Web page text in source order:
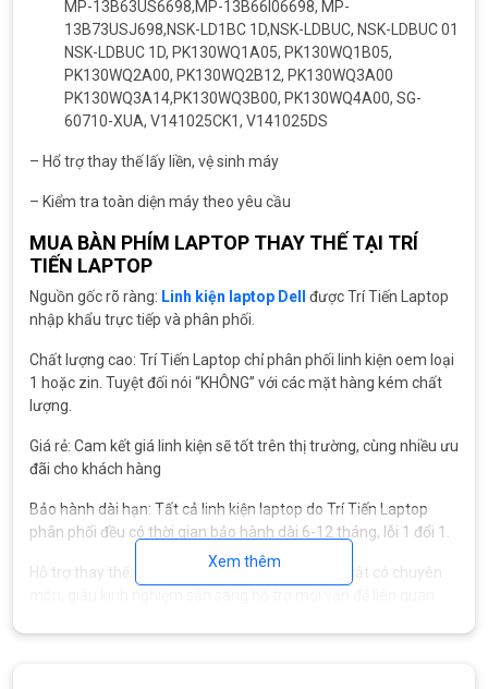
MP-13B63US6698,MP-13B66I06698, MP-
13B73USJ698,NSK-LD1BC 1D,NSK-LDBUC, NSK-LDBUC 01
NSK-LDBUC 1D, PK130WQ1A05, PK130WQ1B05,
PK130WQ2A00, PK130WQ2B12, PK130WQ3A00
PK130WQ3A14,PK130WQ3B00, PK130WQ4A00, SG-
60710-XUA, V141025CK1, V141025DS
– Hổ trợ thay thế lấy liền, vệ sinh máy
– Kiểm tra toàn diện máy theo yêu cầu
MUA BÀN PHÍM LAPTOP THAY THẾ TẠI TRÍ
TIẾN LAPTOP
Nguồn gốc rõ ràng: Linh kiện laptop Dell
được Trí Tiến Laptop
nhập khẩu trực tiếp và phân phối.
Chất lượng cao: Trí Tiến Laptop chỉ phân phối linh kiện oem loại
1 hoặc zin. Tuyệt đối nói “KHÔNG” với các mặt hàng kém chất
lượng.
Giá rẻ: Cam kết giá linh kiện sẽ tốt trên thị trường, cùng nhiều ưu
đãi cho khách hàng
Bảo hành dài hạn: Tất cả linh kiện laptop do Trí Tiến Laptop
phân phối đều có thời gian bảo hành dài 6-12 tháng, lỗi 1 đổi 1.
Hỗ trợ thay thế: Trí Tiến Laptop có đội ngũ kỹ thuật có chuyên
Xem thêm